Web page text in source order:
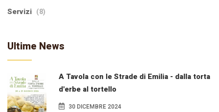
Servizi (8)
Ultime News
A Tavola con le Strade di Emilia - dalla torta
d'erbe al tortello
30 DICEMBRE 2024